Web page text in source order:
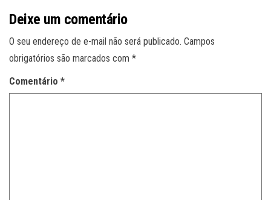
Deixe um comentário
O seu endereço de e-mail não será publicado. Campos
obrigatórios são marcados com *
Comentário *